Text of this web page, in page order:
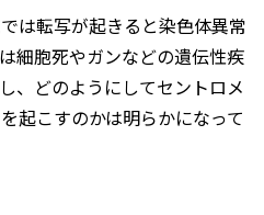
は転写が起きると染色体異常
細胞死やガンなどの遺伝性疾
、どのようにしてセントロメ
起こすのかは明らかになって